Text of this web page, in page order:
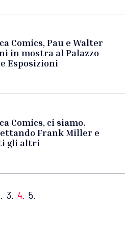
Comics, Pau e Walter
in mostra al Palazzo
Esposizioni
Comics, ci siamo.
Frank Miller e
gli altri
3. 4. 5.